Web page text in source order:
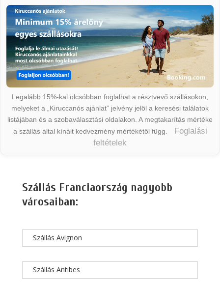
Legalább 15%-kal olcsóbban foglalhat a résztvevő szállásokon,
melyeket a „Kiruccanós ajánlat” jelvény jelöl a keresési találatok
listájában és a szobaválasztási oldalakon. A megtakarítás mértéke
a szállás által kínált kedvezmény mértékétől függ.
Foglalási
feltételek
Szállás Franciaország nagyobb
városaiban:
Szállás Avignon
Szállás Antibes